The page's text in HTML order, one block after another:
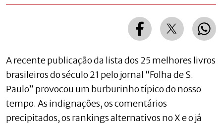
A recente publicação da lista dos 25 melhores livros
brasileiros do século 21 pelo jornal “Folha de S.
Paulo” provocou um burburinho típico do nosso
tempo. As indignações, os comentários
precipitados, os rankings alternativos no X e o já